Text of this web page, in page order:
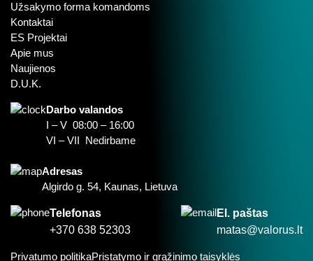
Užsakymo forma komandoms
Kontaktai
ES Projektai
Apie mus
Naujienos
D.U.K.
Darbo valandos
I – V 08:00 – 16:00
VI – VII Nedirbame
Adresas
Algirdo g. 54, Kaunas, Lietuva
Telefonas
+370 638 52303
El. paštas
matas@valorus.lt
Privatumo politikaPristatymo ir grąžinimo taisyklės